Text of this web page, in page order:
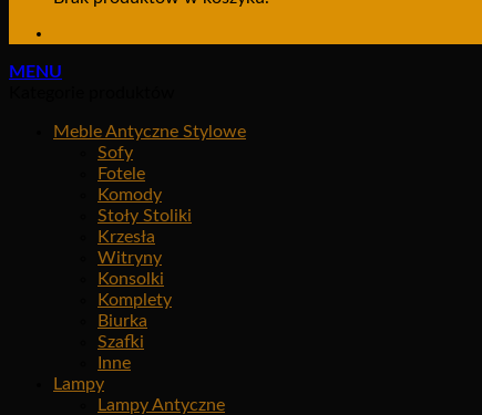
MENU
Meble Antyczne Stylowe
Sofy
Fotele
Komody
Stoły Stoliki
Krzesła
Witryny
Konsolki
Komplety
Biurka
Szafki
Inne
Lampy
Lampy Antyczne